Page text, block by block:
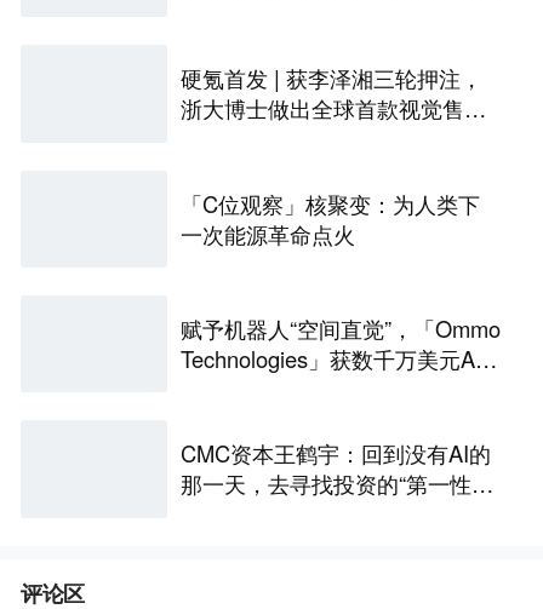
硬氪首发 | 获李泽湘三轮押注，
浙大博士做出全球首款视觉售后
「C位观察」核聚变：为人类下
一次能源革命点火
赋予机器人“空间直觉”，「Ommo
Technologies」获数千万美元A轮
CMC资本王鹤宇：回到没有AI的
那一天，去寻找投资的“第一性原
评论区